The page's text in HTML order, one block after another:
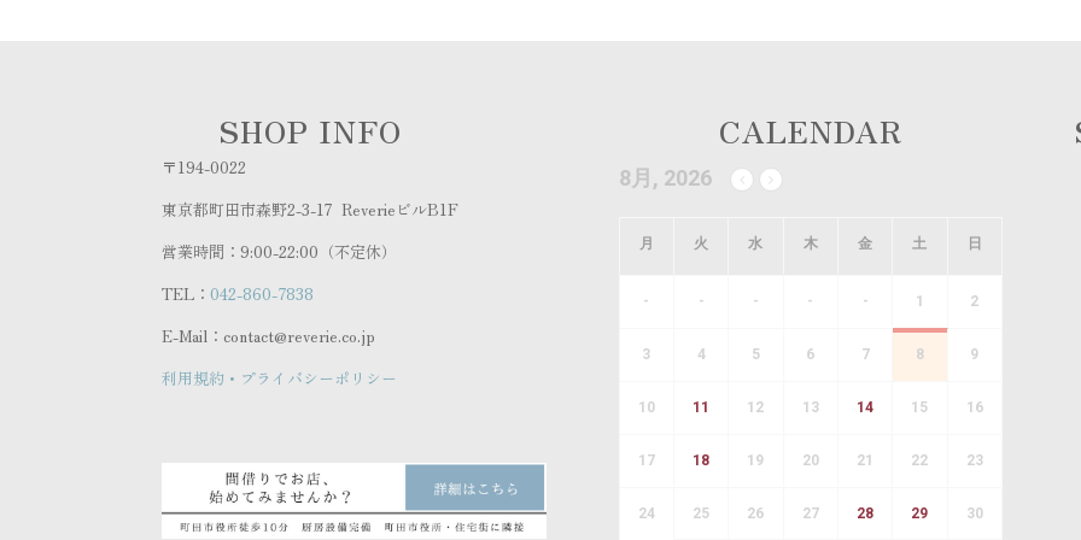
SHOP INFO
〒194-0022
東京都町田市森野2-3-17 ReverieビルB1F
営業時間：9:00-22:00（不定休）
TEL： 042-860-7838
E-Mail：contact@reverie.co.jp
利用規約・プライバシーポリシー
CALENDAR
8月, 2026
月 火 水 木 金 土 日
- - - - - 1 2
3 4 5 6 7 8 9
10 11 12 13 14 15 16
17 18 19 20 21 22 23
24 25 26 27 28 29 30